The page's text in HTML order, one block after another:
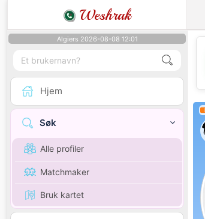
Weshrak
Algiers 2026-08-08 12:01
Hjem
Søk
Alle profiler
Matchmaker
Bruk kartet